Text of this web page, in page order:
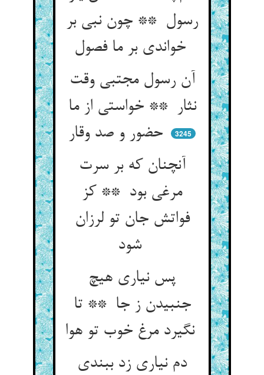
رسول ** چون نبی بر
خواندی بر ما فصول
آن رسول مجتبی وقت
نثار ** خواستی از ما
3245
آنچنان که بر سرت
مرغی بود ** کز
فواتش جان تو لرزان
شود
پس نیاری هیچ
جنبیدن ز جا ** تا
نگیرد مرغ خوب تو هوا
دم نیاری زد ببندی